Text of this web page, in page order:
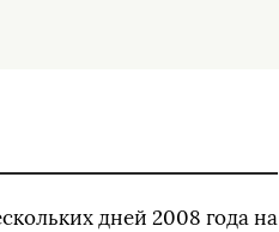
дней 2008 года на